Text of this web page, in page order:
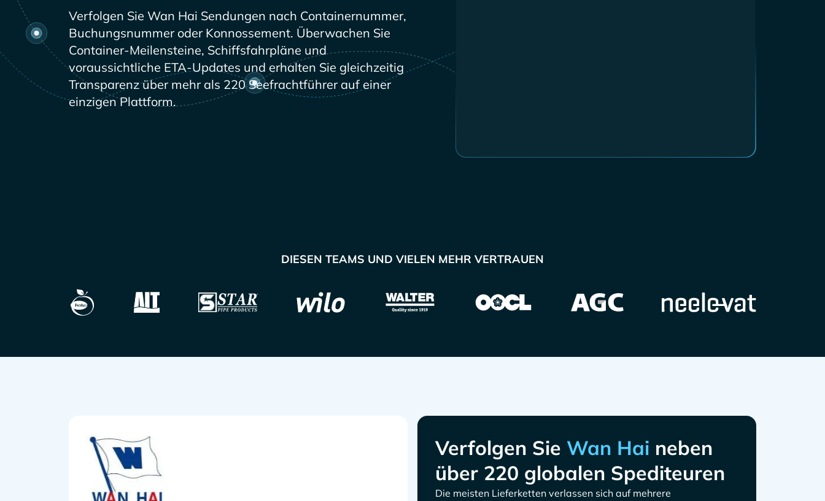
Verfolgen Sie
Sendungen nach Containernummer,
Buchungsnummer oder Konnossement. Überwachen Sie
Container-Meilensteine, Schiffsfahrpläne und
voraussichtliche ETA-Updates und erhalten Sie gleichzeitig
Transparenz über mehr als 220 Seefrachtführer auf einer
einzigen Plattform.
DIESEN TEAMS UND VIELEN MEHR VERTRAUEN
Verfolgen Sie
neben
über 220 globalen Spediteuren
Die meisten Lieferketten verlassen sich auf mehrere